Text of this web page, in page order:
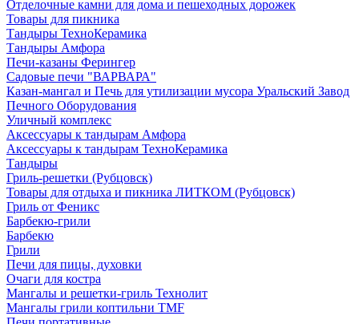
Отделочные камни для дома и пешеходных дорожек
Товары для пикника
Тандыры ТехноКерамика
Тандыры Амфора
Печи-казаны Ферингер
Садовые печи "ВАРВАРА"
Казан-мангал и Печь для утилизации мусора Уральский Завод
Печного Оборудования
Уличный комплекс
Аксессуары к тандырам Амфора
Аксессуары к тандырам ТехноКерамика
Тандыры
Гриль-решетки (Рубцовск)
Товары для отдыха и пикника ЛИТКОМ (Рубцовск)
Гриль от Феникс
Барбекю-грили
Барбекю
Грили
Печи для пицы, духовки
Очаги для костра
Мангалы и решетки-гриль Технолит
Мангалы грили коптильни TMF